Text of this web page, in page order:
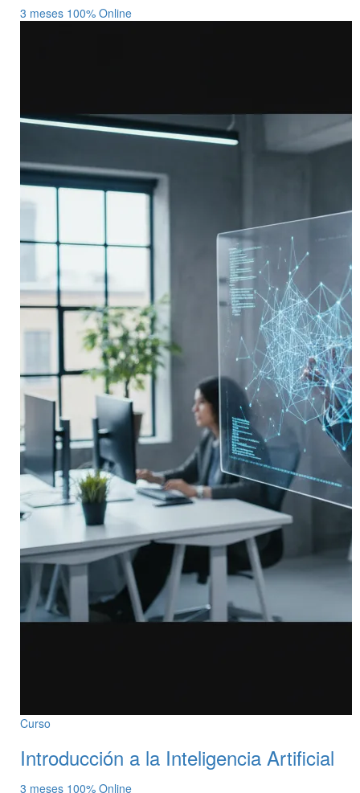
3 meses 100% Online
Curso
Introducción a la Inteligencia Artificial
3 meses 100% Online